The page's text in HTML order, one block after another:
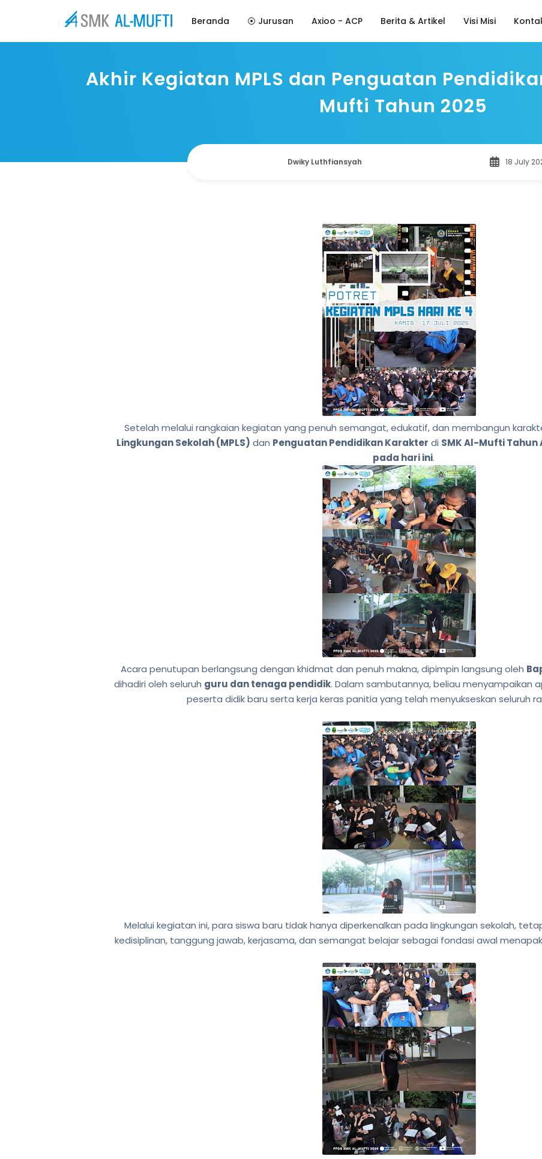
Beranda ⦿ Jurusan Axioo - ACP Berita & Artikel Visi Misi
Akhir Kegiatan MPLS dan Penguatan
Mufti Tahun 2025
Dwiky Luthfiansyah 18 July
Setelah melalui rangkaian kegiatan yang penuh semangat, edukatif, dan membangun
Lingkungan Sekolah (MPLS) dan Penguatan Pendidikan Karakter di SMK Al-Mufti Tahun
pada hari ini.
Acara penutupan berlangsung dengan khidmat dan penuh makna, dipimpin langsung oleh
dihadiri oleh seluruh guru dan tenaga pendidik. Dalam sambutannya, beliau menyampaikan
peserta didik baru serta kerja keras panitia yang telah menyukseskan seluruh
Melalui kegiatan ini, para siswa baru tidak hanya diperkenalkan pada lingkungan sekolah,
kedisiplinan, tanggung jawab, kerjasama, dan semangat belajar sebagai fondasi awal